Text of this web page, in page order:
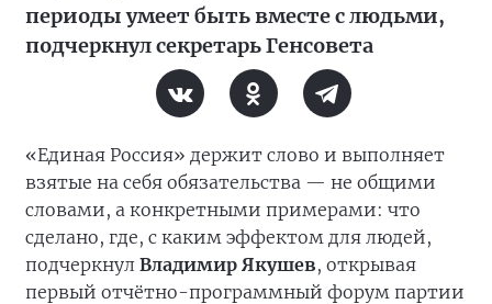
периоды умеет быть вместе с людьми,
подчеркнул секретарь Генсовета
«Единая Россия» держит слово и выполняет
взятые на себя обязательства — не общими
словами, а конкретными примерами: что
сделано, где, с каким эффектом для людей,
подчеркнул Владимир Якушев, открывая
первый отчётно-программный форум партии